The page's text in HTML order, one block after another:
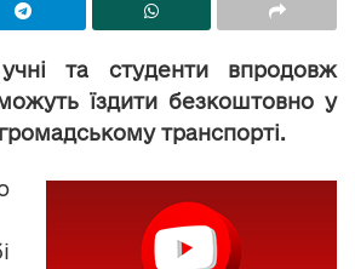
учні та студенти впродовж
можуть їздити безкоштовно у
транспорті.